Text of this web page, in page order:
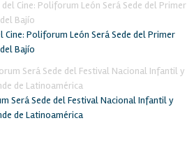
Cine: Poliforum León Será Sede del Primer
Bajío
Será Sede del Festival Nacional Infantil y
de Latinoamérica